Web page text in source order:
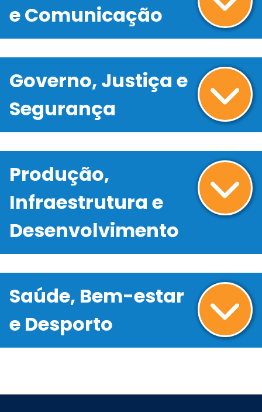
e Comunicação
Governo, Justiça e
Segurança
Produção,
Infraestrutura e
Desenvolvimento
Saúde, Bem-estar
e Desporto